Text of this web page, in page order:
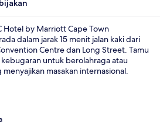
Hotel by Marriott Cape Town
dalam jarak 15 menit jalan kaki dari
Centre dan Long Street. Tamu
untuk berolahraga atau
masakan internasional.
lain yang bisa Anda nikmati. Staf dan
bagus dari para traveler.